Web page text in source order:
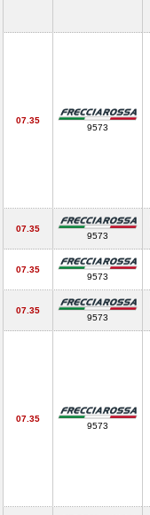
07.35
9573
07.35
9573
07.35
9573
07.35
9573
07.35
9573